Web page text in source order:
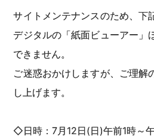
サイトメンテナンスのため、下
デジタルの「紙面ビューアー」
できません。
ご迷惑おかけしますが、ご理解
し上げます。
◇日時：7月12日(日)午前1時～